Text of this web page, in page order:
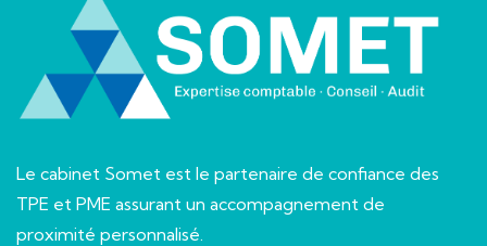
Le cabinet Somet est le partenaire de confiance des
TPE et PME assurant un accompagnement de
proximité personnalisé.